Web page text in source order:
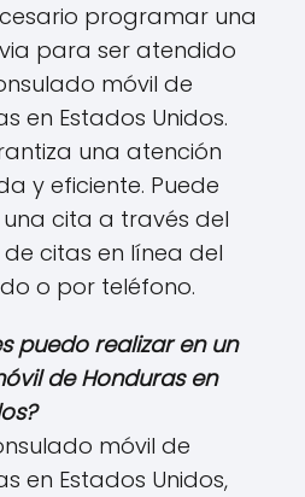
programar una
para ser atendido
móvil de
en Estados Unidos.
una atención
y eficiente. Puede
cita a través del
citas en línea del
o por teléfono.
puedo realizar en un
de Honduras en
móvil de
en Estados Unidos,